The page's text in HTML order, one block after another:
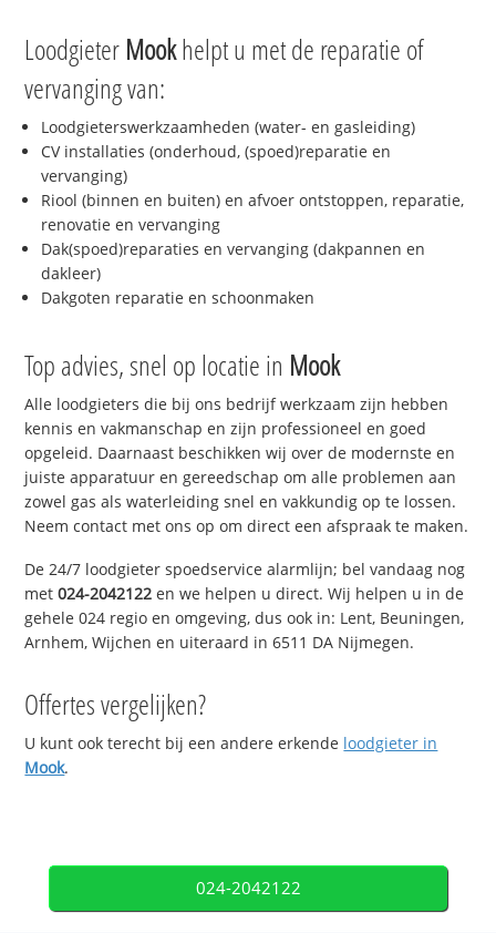
Loodgieter Mookhelpt u met de reparatie of
vervanging van:
Loodgieterswerkzaamheden (water- en gasleiding)
CV installaties (onderhoud, (spoed)reparatie en
vervanging)
Riool (binnen en buiten) en afvoer ontstoppen, reparatie,
renovatie en vervanging
Dak(spoed)reparaties en vervanging (dakpannen en
dakleer)
Dakgoten reparatie en schoonmaken
Top advies, snel op locatie in Mook
Alle loodgieters die bij ons bedrijf werkzaam zijn hebben
kennis en vakmanschap en zijn professioneel en goed
opgeleid. Daarnaast beschikken wij over de modernste en
juiste apparatuur en gereedschap om alle problemen aan
zowel gas als waterleiding snel en vakkundig op te lossen.
Neem contact met ons op om direct een afspraak te maken.
De 24/7 loodgieter spoedservice alarmlijn; bel vandaag nog
met024-2042122 en we helpen u direct. Wij helpen u in de
gehele 024 regio en omgeving, dus ook in: Lent, Beuningen,
Arnhem, Wijchen en uiteraard in 6511 DA Nijmegen.
Offertes vergelijken?
U kunt ook terecht bij een andere erkende loodgieter in
Mook.
024-2042122